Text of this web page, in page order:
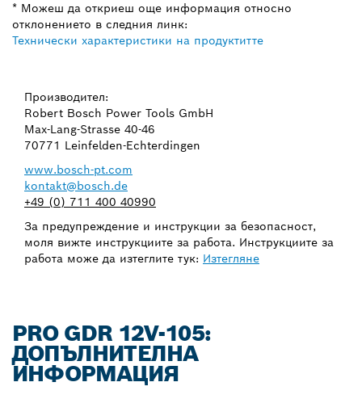
* Можеш да откриеш още информация относно
отклонението в следния линк:
Технически характеристики на продуктитте
Производител:
Robert Bosch Power Tools GmbH
Max-Lang-Strasse 40-46
70771 Leinfelden-Echterdingen
www.bosch-pt.com
kontakt@bosch.de
+49 (0) 711 400 40990
За предупреждение и инструкции за безопасност,
моля вижте инструкциите за работа. Инструкциите за
работа може да изтеглите тук: Изтегляне
PRO GDR 12V-105:
ДОПЪЛНИТЕЛНА
ИНФОРМАЦИЯ